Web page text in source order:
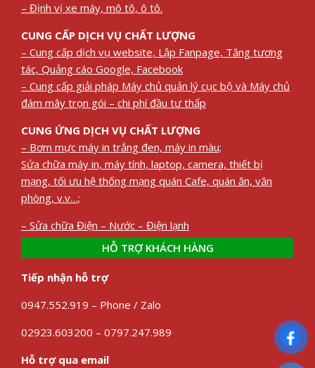
– Định vị xe máy, mô tô, ô tô.
CUNG CẤP DỊCH VỤ CHẤT LƯỢNG
– Cung cấp dịch vụ website, Lập Fanpage, Tăng tương
tác, Quảng cáo Google, Facebook
– Cung cấp giải pháp Máy chủ quản lý cục bộ và Máy chủ
đám mây trọn gói – chi phí đầu tư thấp
CUNG ỨNG DỊCH VỤ CHẤT LƯỢNG
– Bơm mực máy in trắng đen, máy in màu;
Sửa chữa máy in, máy tính, laptop, camera, thiết bị
mạng, tối ưu hệ thống mạng quán Cafe, quán ăn, văn
phòng, v.v…;
– Sửa chữa Điện – Nước – Điện lạnh
HỖ TRỢ KHÁCH HÀNG
Tiếp nhận hỗ trợ
0947.552.919 – Phone / Zalo
02923.603200 – 0797.247.989
Hỗ trợ qua email